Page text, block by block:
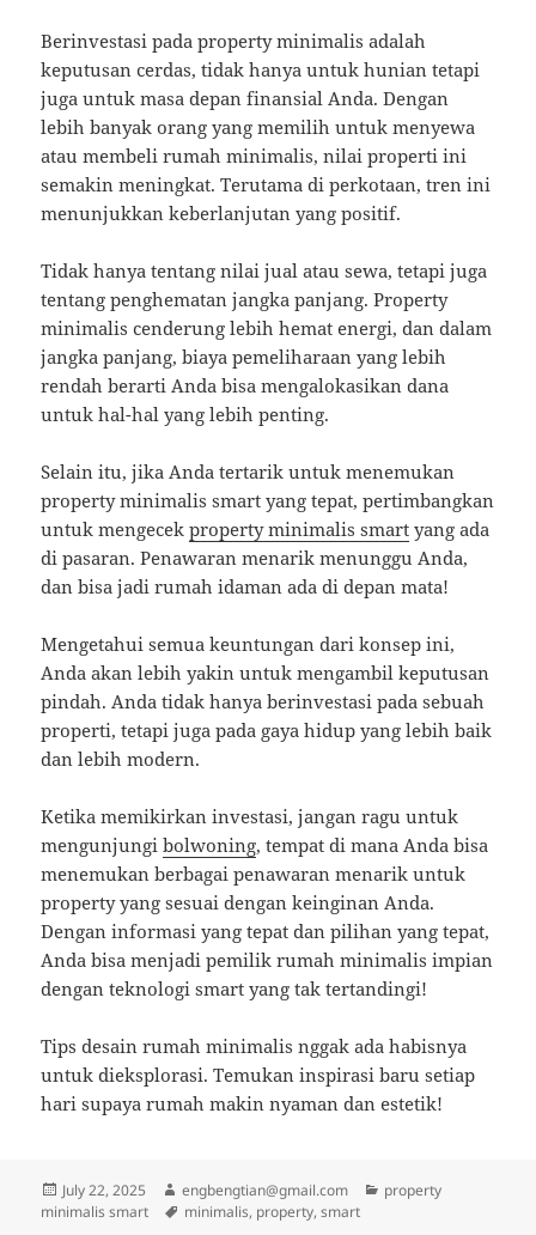
Berinvestasi pada property minimalis adalah
keputusan cerdas, tidak hanya untuk hunian tetapi
juga untuk masa depan finansial Anda. Dengan
lebih banyak orang yang memilih untuk menyewa
atau membeli rumah minimalis, nilai properti ini
semakin meningkat. Terutama di perkotaan, tren ini
menunjukkan keberlanjutan yang positif.
Tidak hanya tentang nilai jual atau sewa, tetapi juga
tentang penghematan jangka panjang. Property
minimalis cenderung lebih hemat energi, dan dalam
jangka panjang, biaya pemeliharaan yang lebih
rendah berarti Anda bisa mengalokasikan dana
untuk hal-hal yang lebih penting.
Selain itu, jika Anda tertarik untuk menemukan
property minimalis smart yang tepat, pertimbangkan
untuk mengecekproperty minimalis smart yang ada
di pasaran. Penawaran menarik menunggu Anda,
dan bisa jadi rumah idaman ada di depan mata!
Mengetahui semua keuntungan dari konsep ini,
Anda akan lebih yakin untuk mengambil keputusan
pindah. Anda tidak hanya berinvestasi pada sebuah
properti, tetapi juga pada gaya hidup yang lebih baik
dan lebih modern.
Ketika memikirkan investasi, jangan ragu untuk
mengunjungibolwoning, tempat di mana Anda bisa
menemukan berbagai penawaran menarik untuk
property yang sesuai dengan keinginan Anda.
Dengan informasi yang tepat dan pilihan yang tepat,
Anda bisa menjadi pemilik rumah minimalis impian
dengan teknologi smart yang tak tertandingi!
Tips desain rumah minimalis nggak ada habisnya
untuk dieksplorasi. Temukan inspirasi baru setiap
hari supaya rumah makin nyaman dan estetik!
Posted
on
July 22, 2025 Author
engbengtian@gmail.com Categories
property
minimalis smart
Tags
minimalis, property,smart